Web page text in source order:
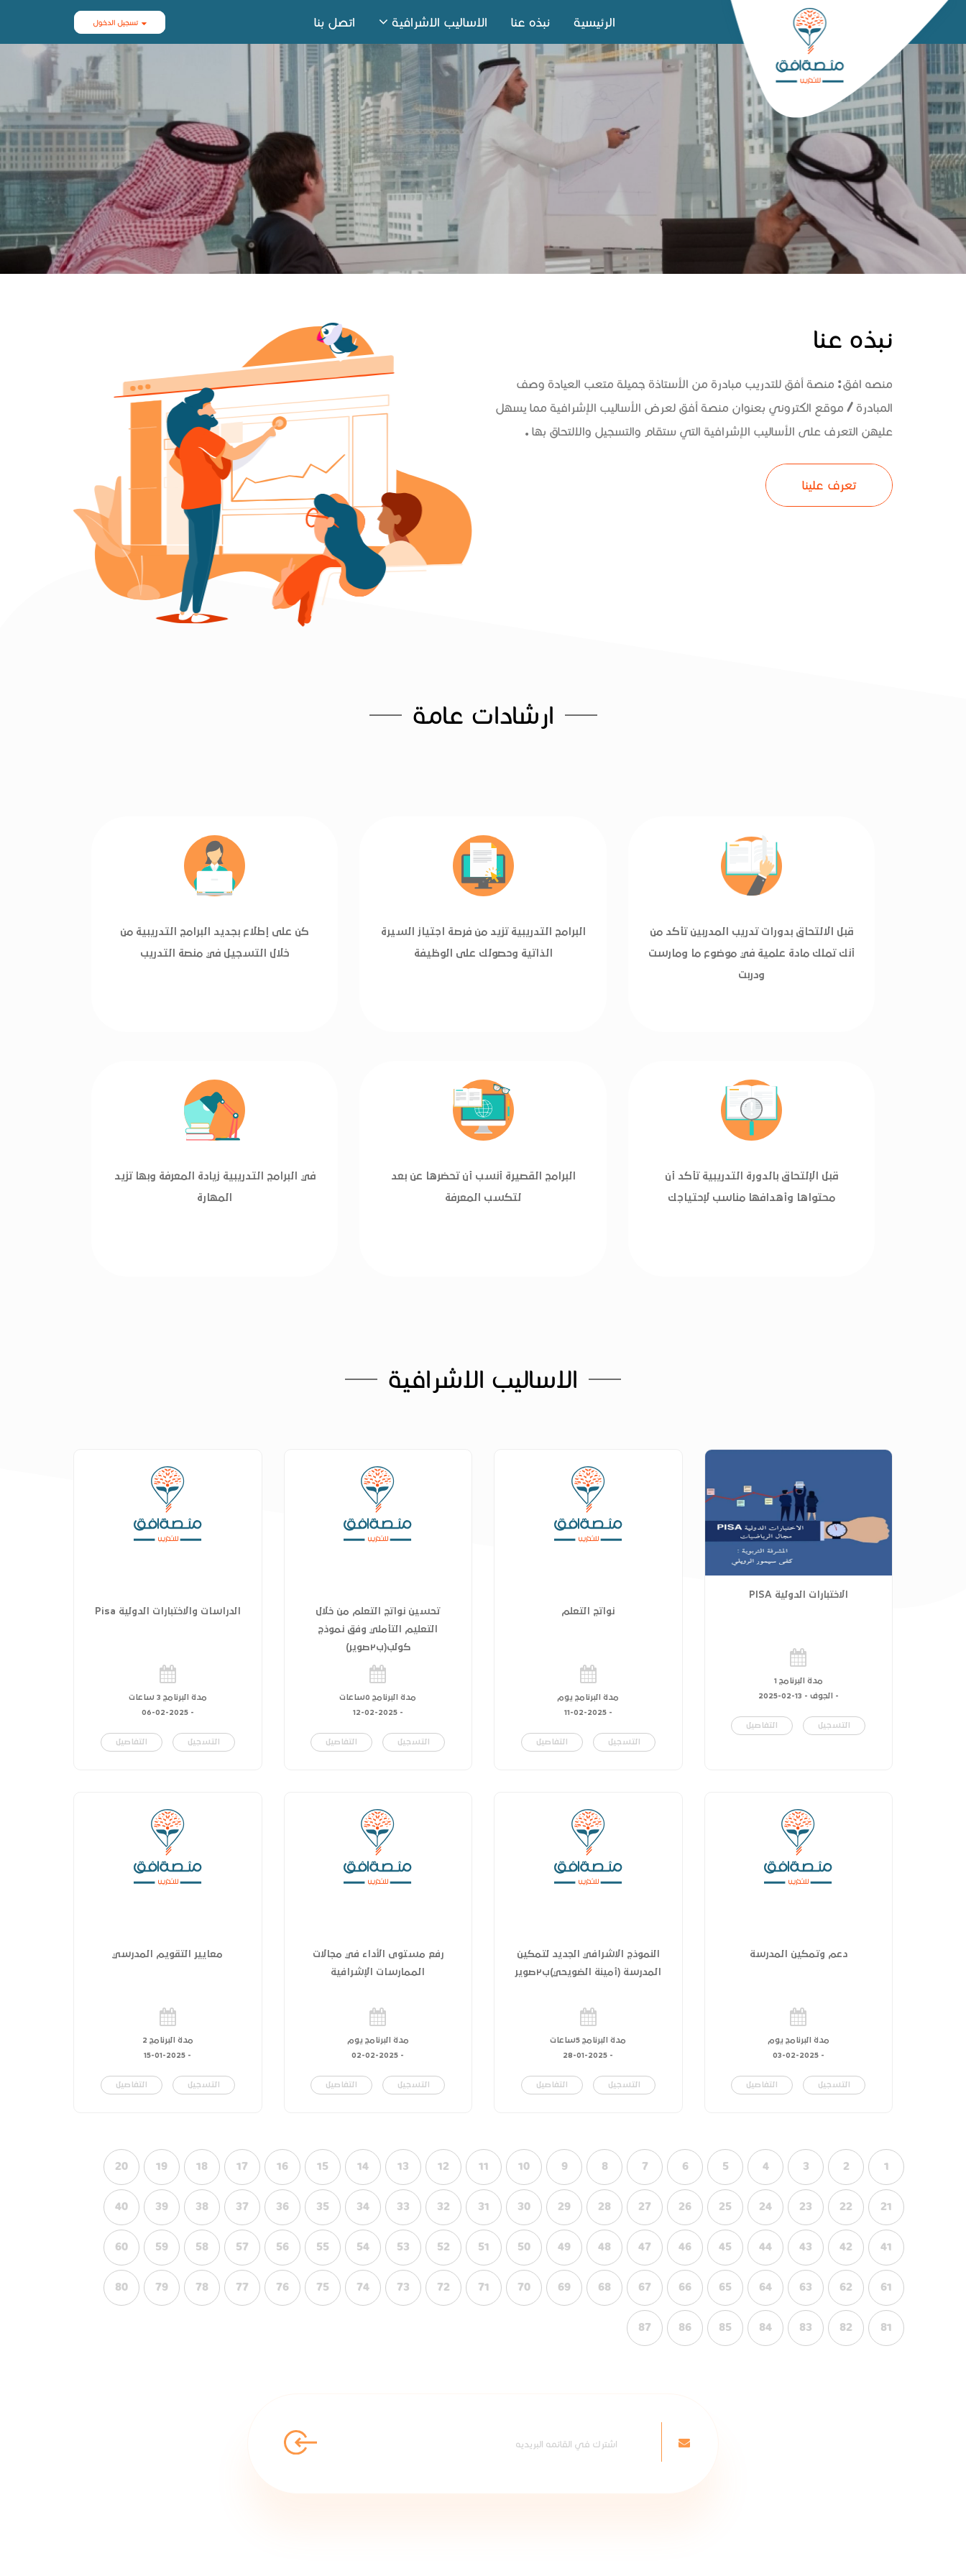
الرئيسية نبذه عنا الاساليب الاشرافية اتصل بنا تسجيل الدخول
نبذه عنا
منصه افق: منصة أفق للتدريب مبادرة من الأستاذة جميلة متعب العيادة وصف
المبادرة / موقع الكتروني بعنوان منصة أفق لعرض الأساليب الإشرافية مما يسهل
عليهن التعرف على الأساليب الإشرافية التي ستقام والتسجيل والالتحاق بها .
تعرف علينا
ارشادات عامة
قبل الالتحاق بدورات تدريب المدربين تأكد من
أنك تملك مادة علمية في موضوع ما ومارست
ودربت
البرامج التدريبية تزيد من فرصة اجتياز السيرة
الذاتية وحصولك على الوظيفة
كن على إطلاع بجديد البرامج التدريبية من
خلال التسجيل في منصة التدريب
قبل الإلتحاق بالدورة التدريبية تأكد أن
محتواها وأهدافها مناسب لإحتياجك
البرامج القصيرة أنسب أن تحضرها عن بعد
لتكسب المعرفة
في البرامج التدريبية زيادة المعرفة وبها تزيد
المهارة
الاساليب الاشرافية
الاختبارات الدولية PISA
مدة البرنامج 1
- الجوف - 13-02-2025
التسجيل التفاصيل
نواتج التعلم
مدة البرنامج يوم
-
11-02-2025
التسجيل التفاصيل
تحسين نواتج التعلم من خلال
التعليم التأملي وفق نموذج
كولب(ب٢صوير)
مدة البرنامج ٥ساعات
-
12-02-2025
التسجيل التفاصيل
الدراسات والاختبارات الدولية Pisa
مدة البرنامج 3 ساعات
-
06-02-2025
التسجيل التفاصيل
دعم وتمكين المدرسة
مدة البرنامج يوم
-
03-02-2025
التسجيل التفاصيل
النموذج الاشرافي الجديد لتمكين
المدرسة (أمينة الضويحي)ب٢صوير
مدة البرنامج 5ساعات
-
28-01-2025
التسجيل التفاصيل
رفع مستوى الأداء في مجالات
الممارسات الإشرافية
مدة البرنامج يوم
-
02-02-2025
التسجيل التفاصيل
معايير التقويم المدرسي
مدة البرنامج 2
-
15-01-2025
التسجيل التفاصيل
1
2
3
4
5
6
7
8
9
10
11
12
13
14
15
16
17
18
19
20
21
22
23
24
25
26
27
28
29
30
31
32
33
34
35
36
37
38
39
40
41
42
43
44
45
46
47
48
49
50
51
52
53
54
55
56
57
58
59
60
61
62
63
64
65
66
67
68
69
70
71
72
73
74
75
76
77
78
79
80
81
82
83
84
85
86
87